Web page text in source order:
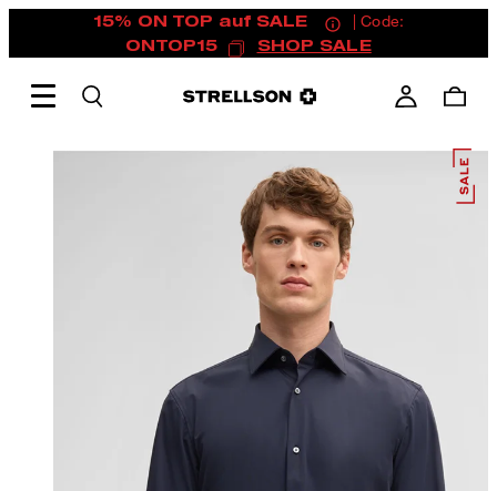
15% ON TOP auf SALE
| Code:
ONTOP15
SHOP SALE